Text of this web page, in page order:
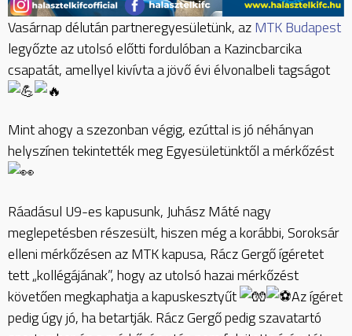
Vasárnap délután partneregyesületünk, azMTK Budapest
legyőzte az utolsó előtti fordulóban a Kazincbarcika
csapatát, amellyel kivívta a jövő évi élvonalbeli tagságot
Mint ahogy a szezonban végig, ezúttal is jó néhányan
helyszínen tekintették meg Egyesületünktől a mérkőzést
Ráadásul U9-es kapusunk, Juhász Máté nagy
meglepetésben részesült, hiszen még a korábbi, Soroksár
elleni mérkőzésen az MTK kapusa, Rácz Gergő ígéretet
tett „kollégájának”, hogy az utolsó hazai mérkőzést
követően megkaphatja a kapuskesztyűt
Az ígéret
pedig úgy jó, ha betartják. Rácz Gergő pedig szavatartó